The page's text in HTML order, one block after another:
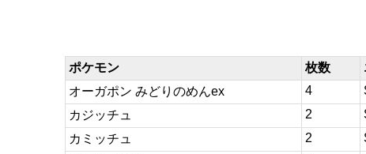
ポケモン 枚数
オーガポン みどりのめんex
4
カジッチュ
2
カミッチュ
2